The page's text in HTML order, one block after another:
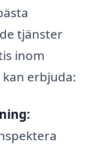
tjänster
inom
erbjuda: